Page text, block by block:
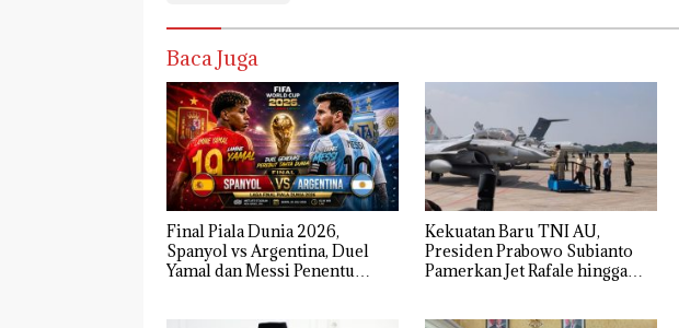
Baca Juga
Final Piala Dunia 2026,
Spanyol vs Argentina, Duel
Yamal dan Messi Penentu
Kekuatan Baru TNI AU,
Presiden Prabowo Subianto
Pamerkan Jet Rafale hingga